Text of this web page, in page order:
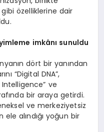
özelliklerine dair
imkânı sunuldu
dört bir yanından
“Digital DNA”,
Intelligence” ve
bir araya getirdi.
ve merkeziyetsiz
alındığı yoğun bir